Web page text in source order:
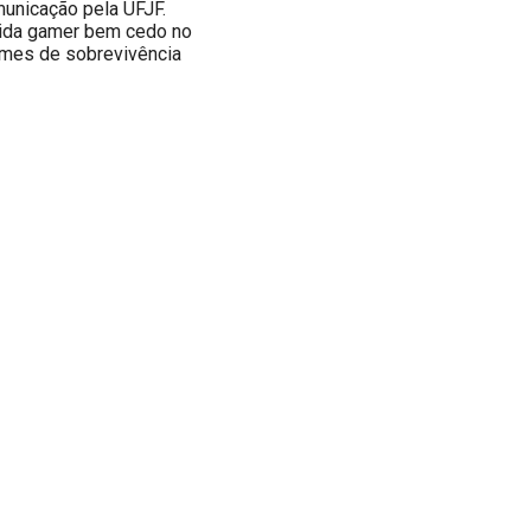
pela UFJF.
gamer bem cedo no
de sobrevivência